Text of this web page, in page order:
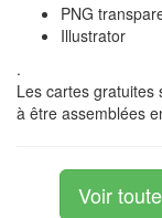
PNG
Illustrator
.
Les cartes gratuites
à être assemblées
Voir